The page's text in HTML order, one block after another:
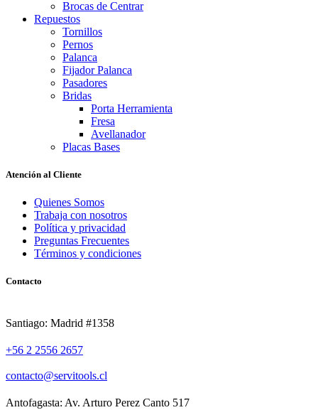
Brocas de Centrar
Repuestos
Tornillos
Pernos
Palanca
Fijador Palanca
Pasadores
Bridas
Porta Herramienta
Fresa
Avellanador
Placas Bases
Atención al Cliente
Quienes Somos
Trabaja con nosotros
Política y privacidad
Preguntas Frecuentes
Términos y condiciones
Contacto
Santiago: Madrid #1358
+56 2 2556 2657
contacto@servitools.cl
Antofagasta: Av. Arturo Perez Canto 517